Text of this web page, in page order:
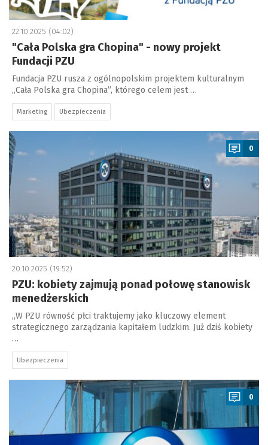
22.10.2025 (04:02)
"Cała Polska gra Chopina" - nowy projekt
Fundacji PZU
Fundacja PZU rusza z ogólnopolskim projektem kulturalnym
„Cała Polska gra Chopina”, którego celem jest …
Marketing Ubezpieczenia
a
0
20.10.2025 (19:52)
PZU: kobiety zajmują ponad połowę stanowisk
menedżerskich
„W PZU równość płci traktujemy jako kluczowy element
strategicznego zarządzania kapitałem ludzkim. Już dziś kobiety
…
Ubezpieczenia
a
0